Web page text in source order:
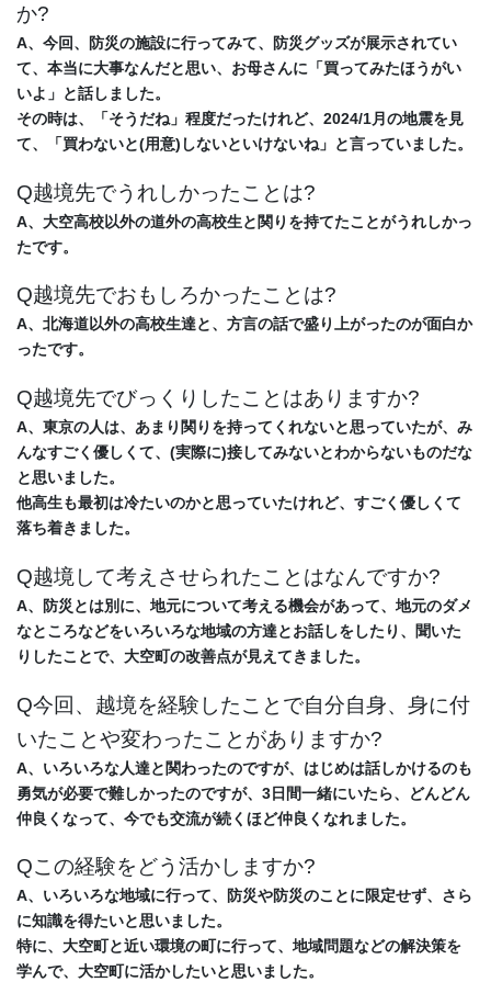
か?
A、今回、防災の施設に行ってみて、防災グッズが展示されてい
て、本当に大事なんだと思い、 お母さんに「買ってみたほうがい
いよ」と話しました。
その時は、「そうだね」程度だったけれど、2024/1月の地震を見
て、「買わないと(用意)しないといけないね」と言っていました。
Q越境先でうれしかったことは?
A、大空高校以外の道外の高校生と関りを持てたことがうれしかっ
たです。
Q越境先でおもしろかったことは?
A、北海道以外の高校生達と、方言の話で盛り上がったのが面白か
ったです。
Q越境先でびっくりしたことはありますか?
A、東京の人は、あまり関りを持ってくれないと思っていたが、み
んなすごく優しくて、(実際に)接してみないとわからないものだな
と思いました。
他高生も最初は冷たいのかと思っていたけれど、すごく優しくて
落ち着きました。
Q越境して考えさせられたことはなんですか?
A、防災とは別に、地元について考える機会があって、地元のダメ
なところなどをいろいろな地域の方達とお話しをしたり、聞いた
りしたことで、大空町の改善点が見えてきました。
Q今回、越境を経験したことで自分自身、身に付
いたことや変わったことがありますか?
A、いろいろな人達と関わったのですが、はじめは話しかけるのも
勇気が必要で難しかったのですが、 3日間一緒にいたら、どんどん
仲良くなって、今でも交流が続くほど仲良くなれました。
Qこの経験をどう活かしますか?
A、いろいろな地域に行って、防災や防災のことに限定せず、さら
に知識を得たいと思いました。
特に、大空町と近い環境の町に行って、地域問題などの解決策を
学んで、大空町に活かしたいと思いました。